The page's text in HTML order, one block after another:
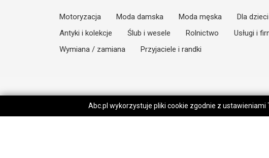
Motoryzacja Moda damska Moda męska Dla dzieci
Antyki i kolekcje
Ślub i wesele Rolnictwo Usługi i
Wymiana / zamiana
Przyjaciele i randki
Abc.pl wykorzystuje pliki cookie zgodnie z